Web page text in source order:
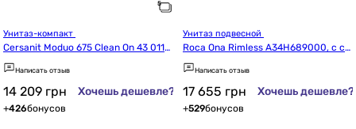
Cersanit Moduo 675 Clean On 43 011
(K116-037/CCKZ1014551894)
Написать отзыв
14 209 грн Хочешь дешевле?
+426бонусов
Roca Ona Rimless A34H689000, с си
деньем slow-closing
Написать отзыв
17 655 грн Хочешь дешевле?
+529бонусов